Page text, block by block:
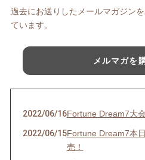
過去にお送りしたメールマガジン
ています。
メルマガを
2022/06/16Fortune Dream7大
2022/06/15Fortune Dream7本
売！